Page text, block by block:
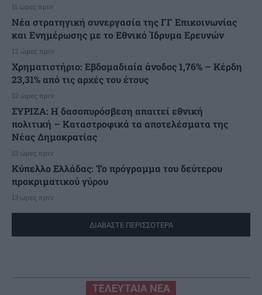
11 ώρες πριν
Νέα στρατηγική συνεργασία της ΓΓ Επικοινωνίας
και Ενημέρωσης με το Εθνικό Ίδρυμα Ερευνών
12 ώρες πριν
Χρηματιστήριο: Εβδομαδιαία άνοδος 1,76% – Κέρδη
23,31% από τις αρχές του έτους
12 ώρες πριν
ΣΥΡΙΖΑ: Η δασοπυρόσβεση απαιτεί εθνική
πολιτική – Καταστροφικά τα αποτελέσματα της
Νέας Δημοκρατίας
13 ώρες πριν
Κύπελλο Ελλάδας: Το πρόγραμμα του δεύτερου
προκριματικού γύρου
13 ώρες πριν
ΔΙΑΒΑΣΤΕ ΠΕΡΙΣΣΟΤΕΡΑ